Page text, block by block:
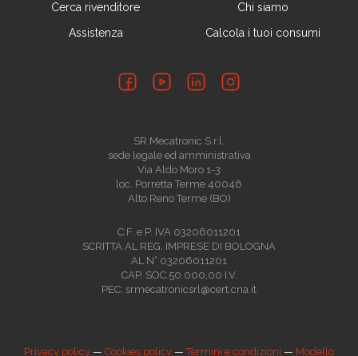
Cerca rivenditore
Chi siamo
Assistenza
Calcola i tuoi consumi
SR Mecatronic S.r.l.
sede legale ed amministrativa
Via Aldo Moro 1-3
loc. Porretta Terme 40046
Alto Reno Terme (BO)
C.F. e P. IVA 03206011201
SCRITTA AL REG. IMPRESE DI BOLOGNA
AL N° 03206011201
CAP. SOC.50.000,00 I.V.
PEC: srmecatronicsrl@cert.cna.it
Privacy policy — Cookies policy —Termini e condizioni — Modello